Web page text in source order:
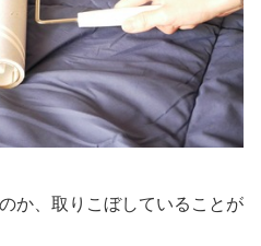
か、取りこぼしていることが